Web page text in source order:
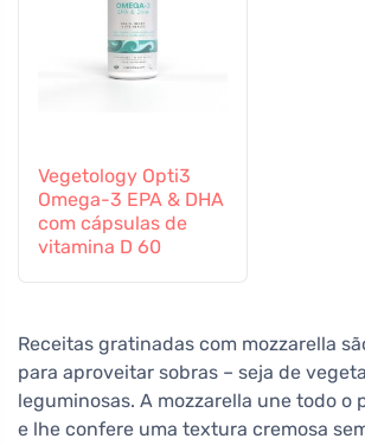
Vegetology Opti3
Omega-3 EPA & DHA
com cápsulas de
vitamina D 60
Receitas gratinadas com mozzarella
para aproveitar sobras – seja de
leguminosas. A mozzarella une todo o
e lhe confere uma textura cremosa